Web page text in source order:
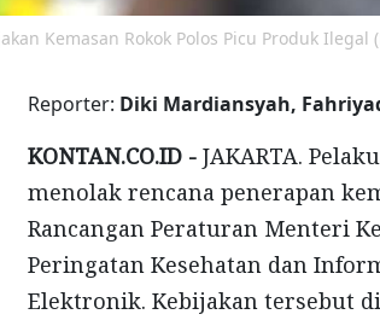
Kemasan Rokok Polos Picu Produk Ilegal
Reporter: Diki Mardiansyah,
KONTAN.CO.ID - JAKARTA.
menolak rencana penerapan
Rancangan Peraturan Menteri
Peringatan Kesehatan dan
Elektronik. Kebijakan tersebut